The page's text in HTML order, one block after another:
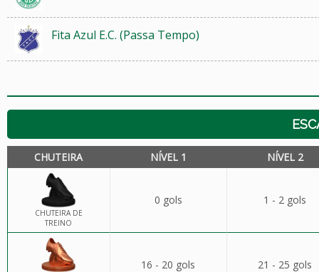
Fita Azul E.C. (Passa Tempo)
CHUTEIRA NÍVEL 1 NÍVEL 2
CHUTEIRA DE
TREINO
0 gols 1 - 2 gols
16 - 20 gols 21 - 25 gols